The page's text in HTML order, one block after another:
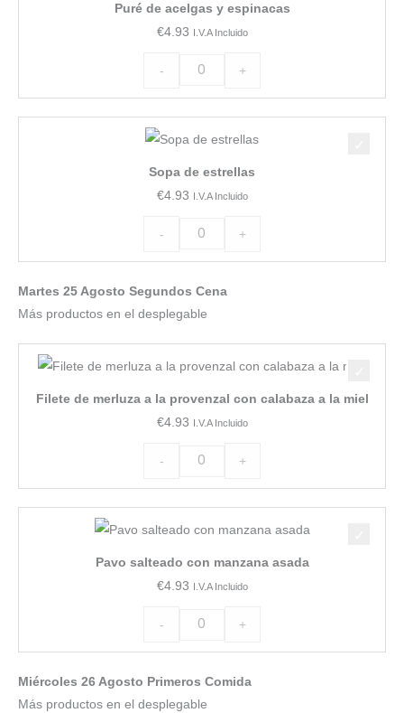
Puré de acelgas y espinacas
€4.93 I.V.A Incluido
-
acelgas
y
+
Sopa de estrellas
€4.93 I.V.A Incluido
-
estrellas
cantidad
+
Martes 25 Agosto Segundos Cena
Más productos en el desplegable
Filete de merluza a la provenzal con calabaza a la miel
€4.93 I.V.A Incluido
-
merluza
a
la
miel
+
Pavo salteado con manzana asada
€4.93 I.V.A Incluido
-
con
manzana
+
Miércoles 26 Agosto Primeros Comida
Más productos en el desplegable